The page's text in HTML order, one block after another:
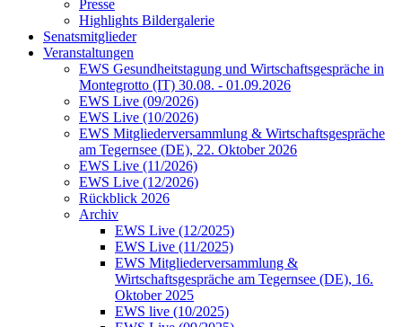
Presse
Highlights Bildergalerie
Senatsmitglieder
Veranstaltungen
EWS Gesundheitstagung und Wirtschaftsgespräche in
Montegrotto (IT) 30.08. - 01.09.2026
EWS Live (09/2026)
EWS Live (10/2026)
EWS Mitgliederversammlung & Wirtschaftsgespräche
am Tegernsee (DE), 22. Oktober 2026
EWS Live (11/2026)
EWS Live (12/2026)
Rückblick 2026
Archiv
EWS Live (12/2025)
EWS Live (11/2025)
EWS Mitgliederversammlung &
Wirtschaftsgespräche am Tegernsee (DE), 16.
Oktober 2025
EWS live (10/2025)